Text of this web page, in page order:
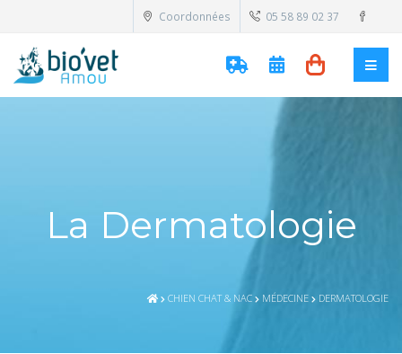
Coordonnées 05 58 89 02 37
La Dermatologie
CHIEN CHAT & NAC MÉDECINE DERMATOLOGIE